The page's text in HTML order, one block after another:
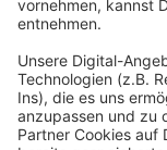
Ansonsten alles
Daniel so, wie
dir diese Folge
zufrieden damit,
Regelmäßigkeit